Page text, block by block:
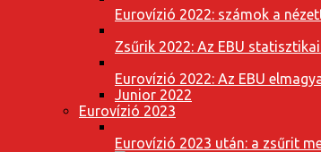
Eurovízió 2022: számok a
Zsűrik 2022: Az EBU
Eurovízió 2022: Az EBU
Junior 2022
Eurovízió 2023
Eurovízió 2023 után: a zsűrit